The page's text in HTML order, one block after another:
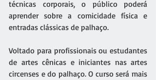
técnicas corporais, o público poderá
aprender sobre a comicidade física e
entradas clássicas de palhaço.
Voltado para profissionais ou estudantes
de artes cênicas e iniciantes nas artes
circenses e do palhaço. O curso será mais